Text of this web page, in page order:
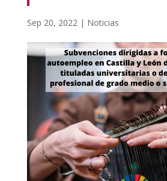
Sep 20, 2022 | Noticias